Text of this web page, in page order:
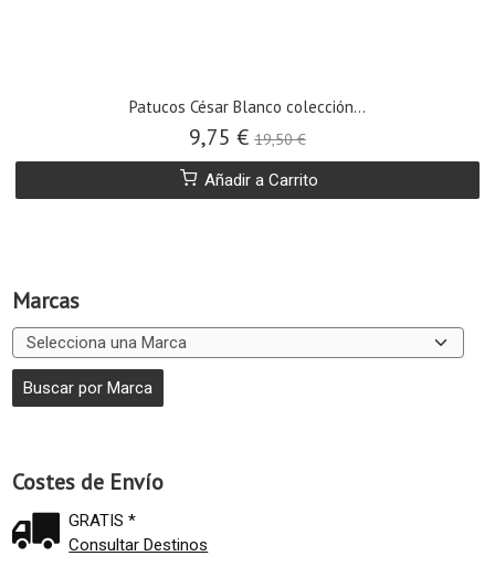
Marcas
Costes de Envío
GRATIS *
Consultar Destinos
Patucos César Blanco colección...
9,75 € 19,50 €
Añadir a Carrito